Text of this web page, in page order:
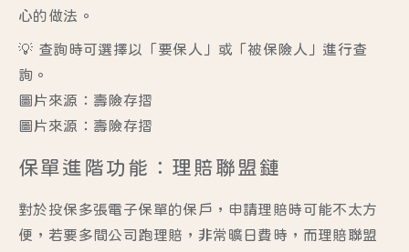
心的做法。
💡 查詢時可選擇以「要保人」或「被保險人」進行查
詢。
圖片來源：壽險存摺
圖片來源：壽險存摺
保單進階功能：理賠聯盟鏈
對於投保多張電子保單的保戶，申請理賠時可能不太方
便，若要多間公司跑理賠，非常曠日費時，而理賠聯盟